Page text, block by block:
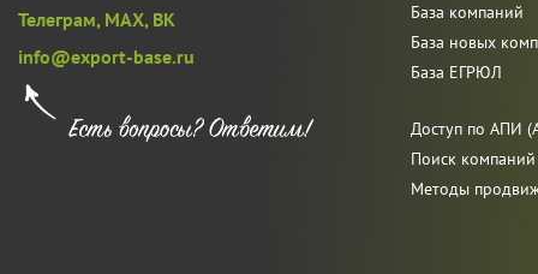
Телеграм, MAX, ВК
info@export-base.ru
База компаний
База новых
База ЕГРЮЛ
Доступ по АПИ
Поиск
Методы